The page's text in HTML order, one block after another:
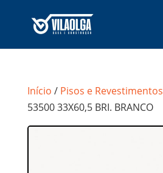
Início / Pisos e Revestimentos
53500 33X60,5 BRI. BRANCO